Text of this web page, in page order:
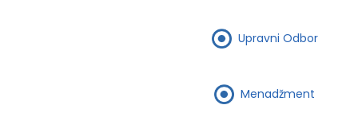
Upravni Odbor
Menadžment